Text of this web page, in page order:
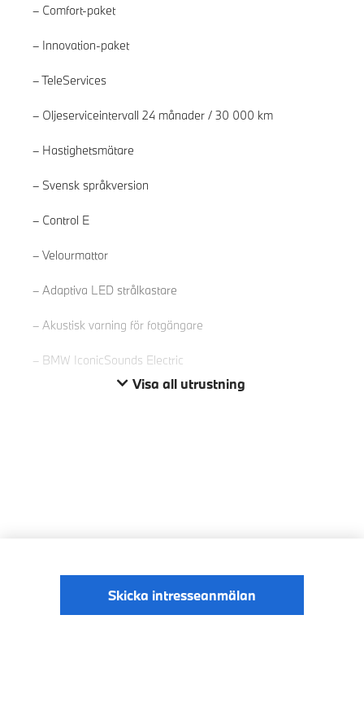
Comfort-paket
Innovation-paket
TeleServices
Oljeserviceintervall 24 månader / 30 000 km
Hastighetsmätare
Svensk språkversion
Control E
Velourmattor
Adaptiva LED strålkastare
Akustisk varning för fotgängare
BMW IconicSounds Electric
Visa all utrustning
Skicka intresseanmälan